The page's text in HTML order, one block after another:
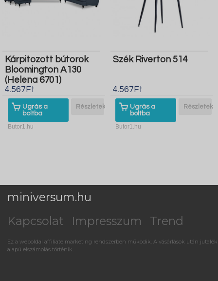
Kárpitozott bútorok
Bloomington A130
(Helena 6701)
4.567Ft
Ugrás a
boltba
Részletek
Butor1.hu
Szék Riverton 514
4.567Ft
Ugrás a
boltba
Részletek
Butor1.hu
miniversum.hu
Kapcsolat
Impresszum Trend
Ez a weboldal affiliate marketing rendszerben működik. A vásárlások után jutalék
alapú elszámolás történik.